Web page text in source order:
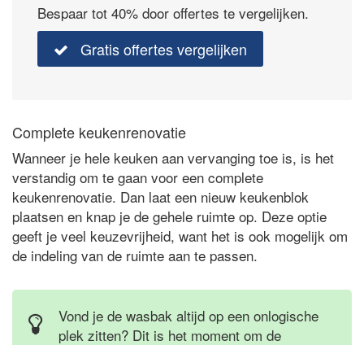
Bespaar tot 40% door offertes te vergelijken.
Gratis offertes vergelijken
Complete keukenrenovatie
Wanneer je hele keuken aan vervanging toe is, is het
verstandig om te gaan voor een complete
keukenrenovatie. Dan laat een nieuw keukenblok
plaatsen en knap je de gehele ruimte op. Deze optie
geeft je veel keuzevrijheid, want het is ook mogelijk om
de indeling van de ruimte aan te passen.
Vond je de wasbak altijd op een onlogische
plek zitten? Dit is het moment om de